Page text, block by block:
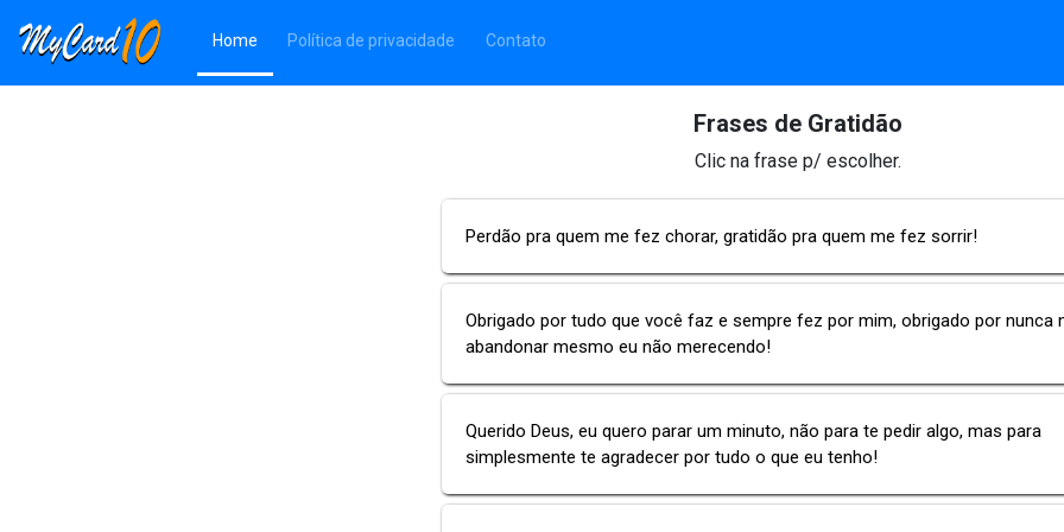
Home(Página atual)
Política de privacidade Contato
Frases de Gratidão
Clic na frase p/ escolher.
Perdão pra quem me fez chorar, gratidão pra quem me fez sorrir!
Obrigado por tudo que você faz e sempre fez por mim, obrigado por nunca
abandonar mesmo eu não merecendo!
Querido Deus, eu quero parar um minuto, não para te pedir algo, mas para
simplesmente te agradecer por tudo o que eu tenho!